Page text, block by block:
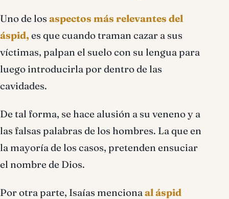
Uno de los aspectos más relevantes del
áspid, es que cuando traman cazar a sus
víctimas, palpan el suelo con su lengua para
luego introducirla por dentro de las
cavidades.
De tal forma, se hace alusión a su veneno y a
las falsas palabras de los hombres. La que en
la mayoría de los casos, pretenden ensuciar
el nombre de Dios.
Por otra parte, Isaías mencionaal áspid